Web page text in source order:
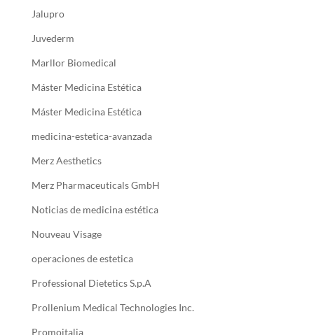
Jalupro
Juvederm
Marllor Biomedical
Máster Medicina Estética
Máster Medicina Estética
medicina-estetica-avanzada
Merz Aesthetics
Merz Pharmaceuticals GmbH
Noticias de medicina estética
Nouveau Visage
operaciones de estetica
Professional Dietetics S.p.A
Prollenium Medical Technologies Inc.
Promoitalia